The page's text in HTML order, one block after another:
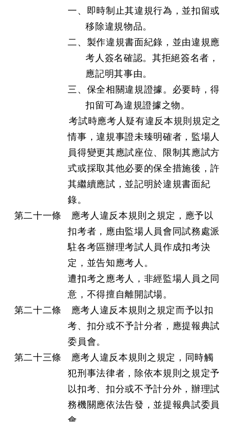
一、即時制止其違規行為，並扣留或
移除違規物品。
二、製作違規書面紀錄，並由違規應
考人簽名確認。其拒絕簽名者，
應記明其事由。
三、保全相關違規證據。必要時，得
扣留可為違規證據之物。
考試時應考人疑有違反本規則規定之
情事，違規事證未臻明確者，監場人
員得變更其應試座位、限制其應試方
式或採取其他必要的保全措施後，許
其繼續應試，並記明於違規書面紀
錄。
第二十一條 應考人違反本規則之規定，應予以
扣考者，應由監場人員會同試務處派
駐各考區辦理考試人員作成扣考決
定，並告知應考人。
遭扣考之應考人，非經監場人員之同
意，不得擅自離開試場。
第二十二條 應考人違反本規則之規定而予以扣
考、扣分或不予計分者，應提報典試
委員會。
第二十三條 應考人違反本規則之規定，同時觸
犯刑事法律者，除依本規則之規定予
以扣考、扣分或不予計分外，辦理試
務機關應依法告發，並提報典試委員